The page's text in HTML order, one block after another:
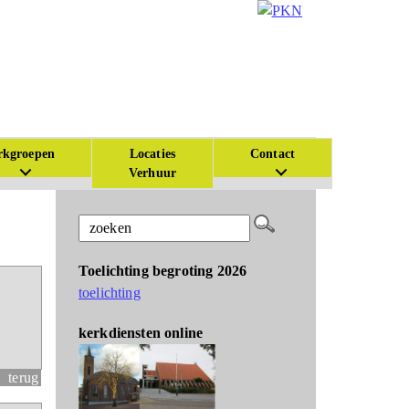
Locaties
Verhuur
Contact
terug
Toelichting begroting 2026
toelichting
kerkdiensten online